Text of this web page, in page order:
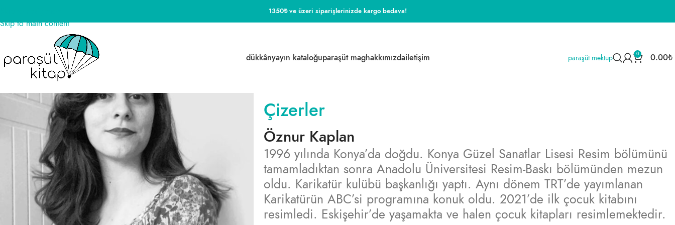
Skip to main content
1350₺ ve üzeri siparişlerinizde kargo bedava!
dükkânyayın kataloğuparaşüt maghakkımızdai̇letişim paraşüt mektup 0 0.00₺
Çizerler
Öznur Kaplan
1996 yılında Konya’da doğdu. Konya Güzel Sanatlar Lisesi Resim bölümünü
tamamladıktan sonra Anadolu Üniversitesi Resim-Baskı bölümünden mezun
oldu. Karikatür kulübü başkanlığı yaptı. Aynı dönem TRT’de yayımlanan
Karikatürün ABC’si programına konuk oldu. 2021’de ilk çocuk kitabını
resimledi. Eskişehir’de yaşamakta ve halen çocuk kitapları resimlemektedir.